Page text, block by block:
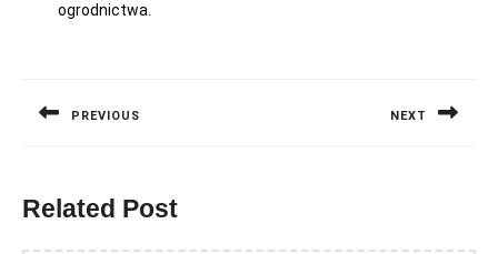
ogrodnictwa.
PREVIOUS NEXT
Related Post